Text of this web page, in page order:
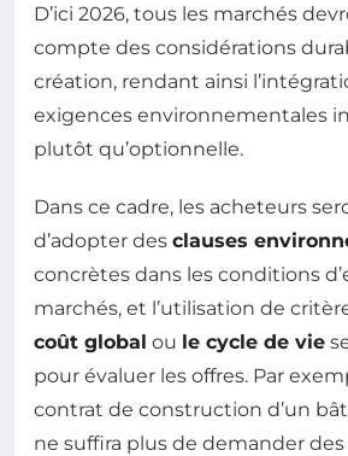
D’ici 2026, tous les marchés
compte des considérations
création, rendant ainsi
exigences environnementales
plutôt qu’optionnelle.
Dans ce cadre, les acheteurs
d’adopter des clauses
concrètes dans les conditions
marchés, et l’utilisation de
coût global ou le cycle de vie
pour évaluer les offres. Par
contrat de construction d’un
ne suffira plus de demander